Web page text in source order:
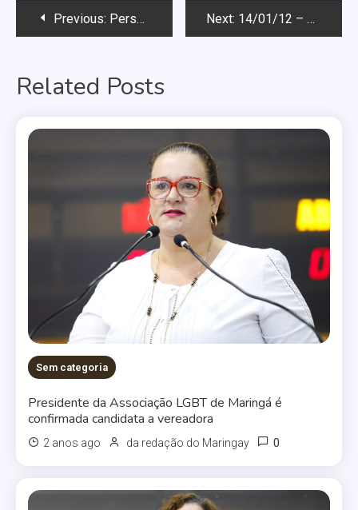
Navegação
Post
Previous: Personagem trans da minissérie “O Brado Retumbante”, da Globo, será de ator homem Next: 14/01/12 – Sensation Candy
Related Posts
Sem categoria
Presidente da Associação LGBT de Maringá é
confirmada candidata a vereadora
2 anos ago da redação do Maringay 0